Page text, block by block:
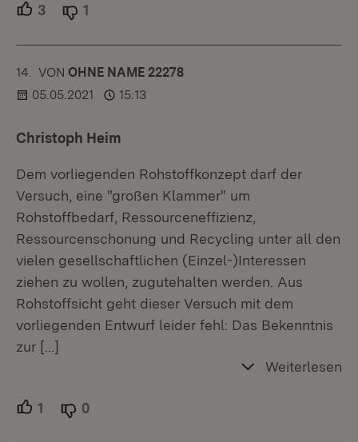
3 Unterstützer.
1
14. KOMMENTAR
VON :OHNE NAME 22278
05.05.2021
15:13
Christoph Heim
Dem vorliegenden Rohstoffkonzept darf der
Versuch, eine "großen Klammer" um
Rohstoffbedarf, Ressourceneffizienz,
Ressourcenschonung und Recycling unter all den
vielen gesellschaftlichen (Einzel-)Interessen
ziehen zu wollen, zugutehalten werden. Aus
Rohstoffsicht geht dieser Versuch mit dem
vorliegenden Entwurf leider fehl: Das Bekenntnis
zur […]
Weiterlesen
1 Unterstützer.
0